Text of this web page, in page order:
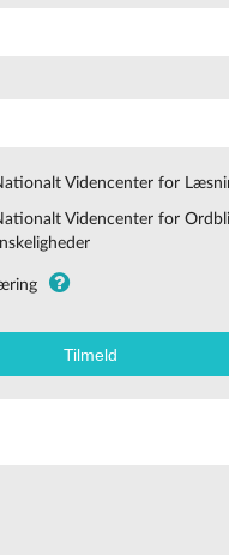
Videncenter for
Videncenter for